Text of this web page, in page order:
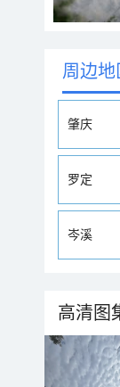
周边地
肇庆
罗定
岑溪
高清图